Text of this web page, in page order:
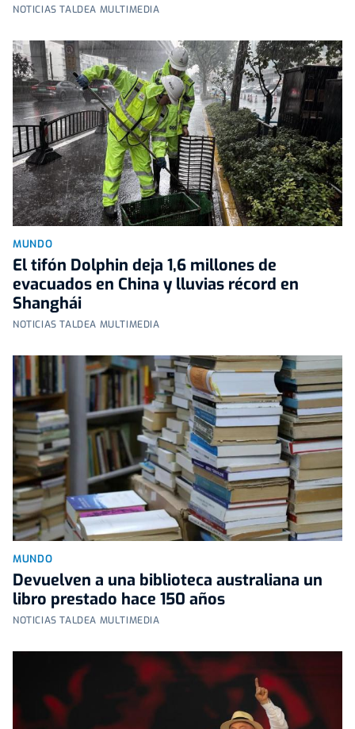
NOTICIAS TALDEA MULTIMEDIA
MUNDO
El tifón Dolphin deja 1,6 millones de
evacuados en China y lluvias récord en
Shanghái
NOTICIAS TALDEA MULTIMEDIA
MUNDO
Devuelven a una biblioteca australiana un
libro prestado hace 150 años
NOTICIAS TALDEA MULTIMEDIA